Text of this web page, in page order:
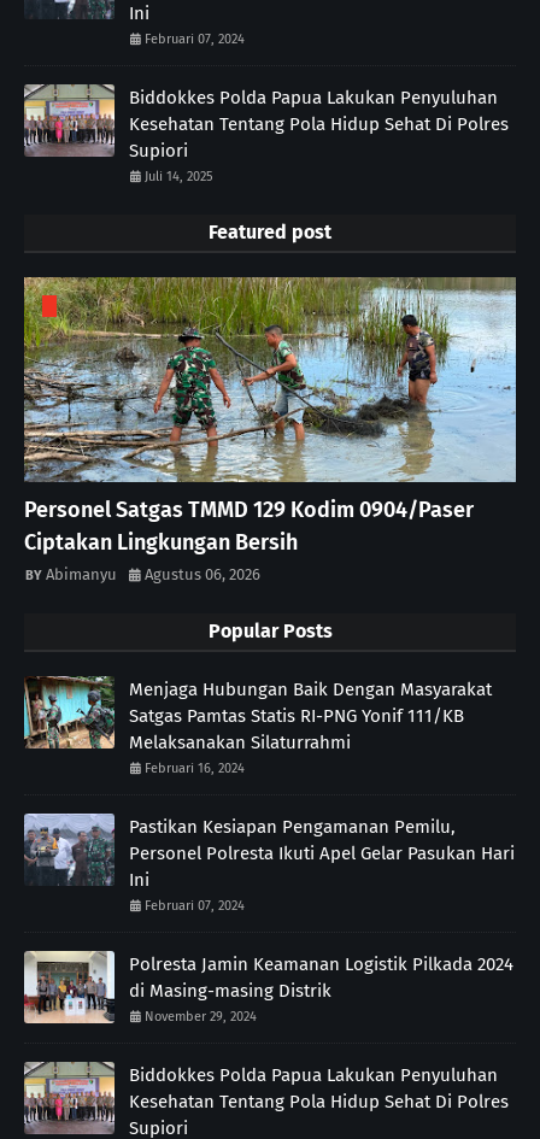
Ini
Februari 07, 2024
Biddokkes Polda Papua Lakukan Penyuluhan
Kesehatan Tentang Pola Hidup Sehat Di Polres
Supiori
Juli 14, 2025
Featured post
Personel Satgas TMMD 129 Kodim 0904/Paser
Ciptakan Lingkungan Bersih
Abimanyu Agustus 06, 2026
Popular Posts
Menjaga Hubungan Baik Dengan Masyarakat
Satgas Pamtas Statis RI-PNG Yonif 111/KB
Melaksanakan Silaturrahmi
Februari 16, 2024
Pastikan Kesiapan Pengamanan Pemilu,
Personel Polresta Ikuti Apel Gelar Pasukan Hari
Ini
Februari 07, 2024
Polresta Jamin Keamanan Logistik Pilkada 2024
di Masing-masing Distrik
November 29, 2024
Biddokkes Polda Papua Lakukan Penyuluhan
Kesehatan Tentang Pola Hidup Sehat Di Polres
Supiori